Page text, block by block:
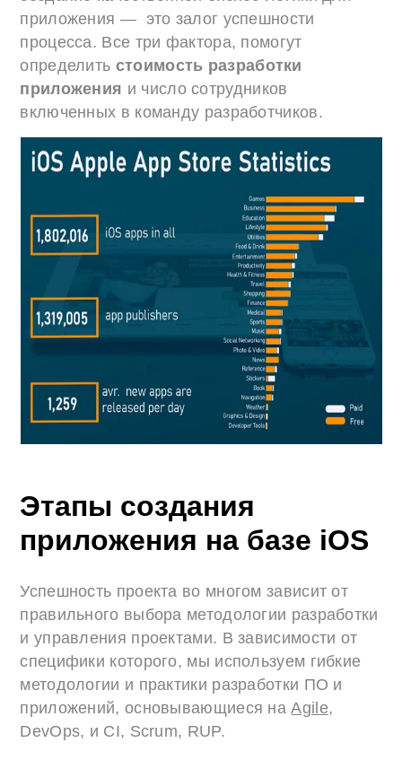
приложения — это залог успешности
процесса. Все три фактора, помогут
определить стоимость разработки
приложения и число сотрудников
включенных в команду разработчиков.
Этапы создания
приложения на базе iOS
Успешность проекта во многом зависит от
правильного выбора методологии разработки
и управления проектами. В зависимости от
специфики которого, мы используем гибкие
методологии и практики разработки ПО и
приложений, основывающиеся наAgile,
DevOps, и CI, Scrum, RUP.